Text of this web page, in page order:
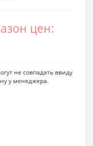
цен:
не совпадать ввиду
у менеджера.